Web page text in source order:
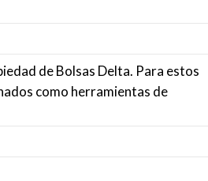
de Bolsas Delta. Para estos
como herramientas de